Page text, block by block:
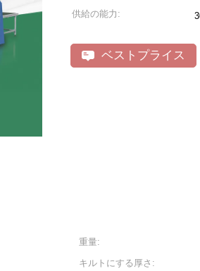
供給の能力:
ベストプライス
重量:
キルトにする厚さ: